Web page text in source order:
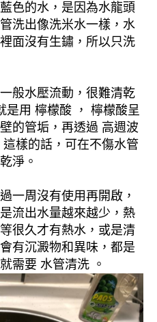
色的水，是因為水龍頭
洗出像洗米水一樣，水
面沒有生鏽，所以只洗
般水壓流動，很難清乾
是用 檸檬酸 ， 檸檬酸呈
的管垢，再透過 高週波
樣的話，可在不傷水管
淨。
一周沒有使用再開啟，
流出水量越來越少，熱
很久才有熱水，或是清
有沉澱物和異味，都是
需要 水管清洗 。